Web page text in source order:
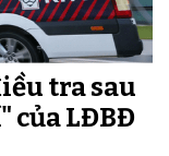
tra sau
của LĐBĐ